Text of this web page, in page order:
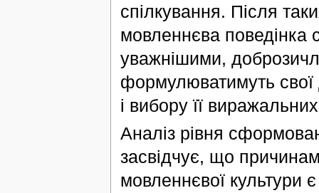
спілкування. Після
мовленнєва поведінка
уважнішими,
формулюватимуть
і вибору її
Аналіз рівня
засвідчує, що
мовленнєвої культури